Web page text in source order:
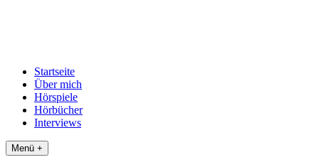
Startseite
Über mich
Hörspiele
Hörbücher
Interviews
Menü +